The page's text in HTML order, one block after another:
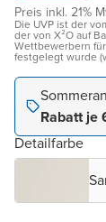
Preis inkl. 21%
Die UVP ist der
der von X²O auf
Wettbewerbern
festgelegt wurde
Rabatt je
Detailfarbe